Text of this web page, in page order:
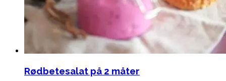
Rødbetesalat på 2 måter